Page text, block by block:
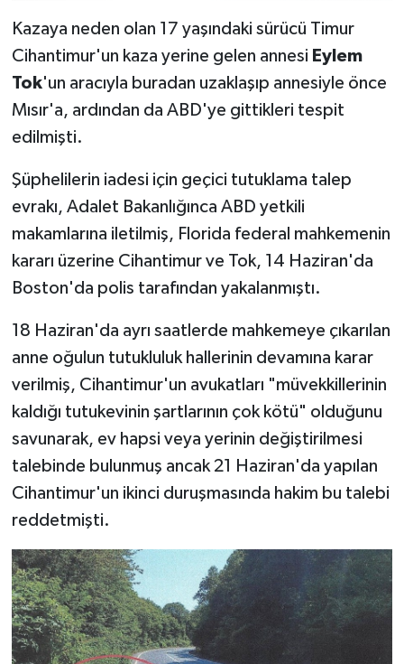
Kazaya neden olan 17 yaşındaki sürücü Timur
Cihantimur'un kaza yerine gelen annesi Eylem
Tok'un aracıyla buradan uzaklaşıp annesiyle önce
Mısır'a, ardından da ABD'ye gittikleri tespit
edilmişti.
Şüphelilerin iadesi için geçici tutuklama talep
evrakı, Adalet Bakanlığınca ABD yetkili
makamlarına iletilmiş, Florida federal mahkemenin
kararı üzerine Cihantimur ve Tok, 14 Haziran'da
Boston'da polis tarafından yakalanmıştı.
18 Haziran'da ayrı saatlerde mahkemeye çıkarılan
anne oğulun tutukluluk hallerinin devamına karar
verilmiş, Cihantimur'un avukatları "müvekkillerinin
kaldığı tutukevinin şartlarının çok kötü" olduğunu
savunarak, ev hapsi veya yerinin değiştirilmesi
talebinde bulunmuş ancak 21 Haziran'da yapılan
Cihantimur'un ikinci duruşmasında hakim bu talebi
reddetmişti.